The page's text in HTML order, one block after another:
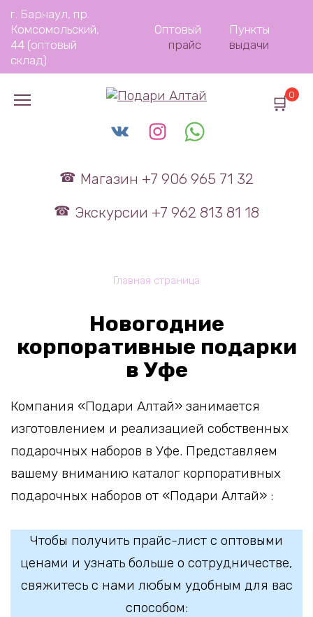
Перейти
содержанию
г. Барнаул, пр.
Комсомольский,
44 (оптовый
склад)
Оптовый
прайс
Пункты
выдачи
Магазин +7 906 965 71 32
Экскурсии +7 962 813 81 18
0
Главная страница
Новогодние
корпоративные подарки
в Уфе
Компания «Подари Алтай» занимается
изготовлением и реализацией собственных
подарочных наборов в Уфе. Представляем
вашему вниманию каталог корпоративных
подарочных наборов от «Подари Алтай» :
Чтобы получить прайс-лист с оптовыми
ценами и узнать больше о сотрудничестве,
свяжитесь с нами любым удобным для вас
способом: